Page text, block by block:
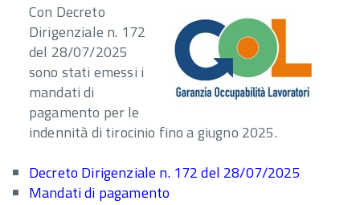
Con Decreto
Dirigenziale n. 172
del 28/07/2025
sono stati emessi i
mandati di
pagamento per le
indennità di tirocinio fino a giugno 2025.
Decreto Dirigenziale n. 172 del 28/07/2025
Mandati di pagamento